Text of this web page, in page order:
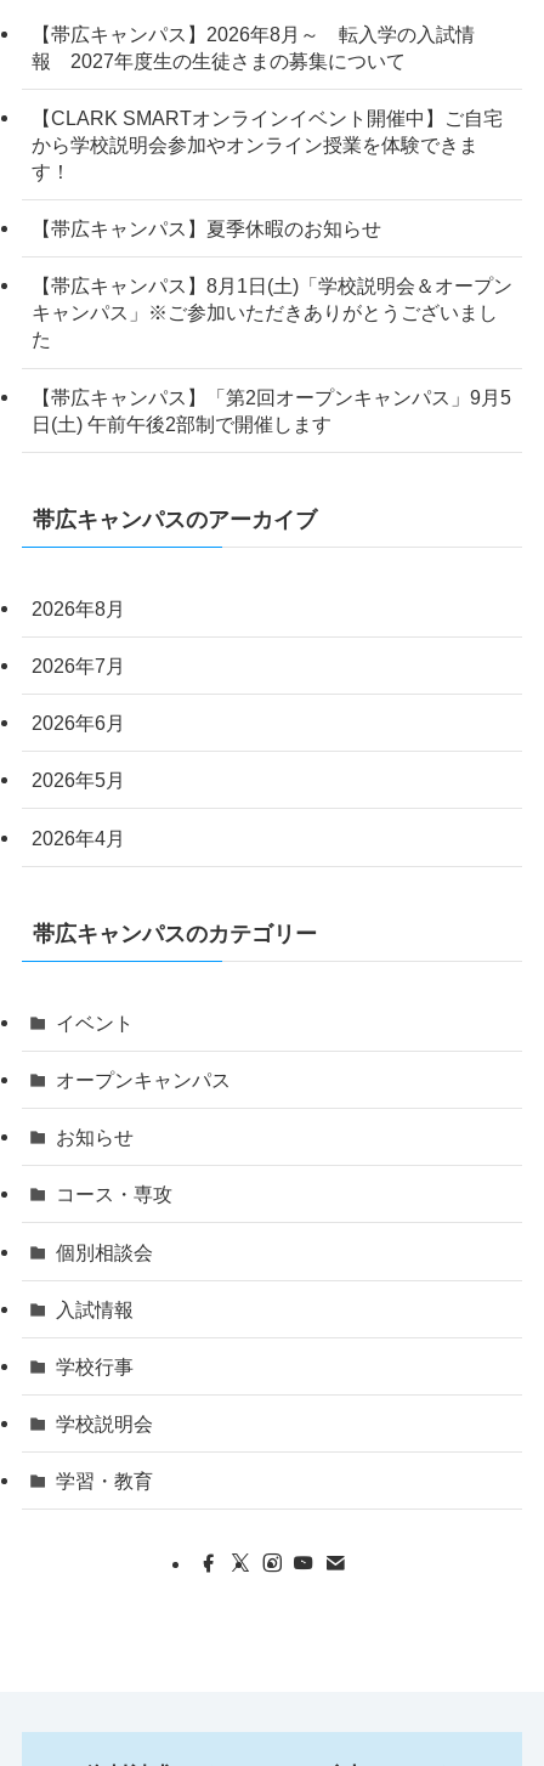
【帯広キャンパス】2026年8月～ 転入学の入試情
報 2027年度生の生徒さまの募集について
【CLARK SMARTオンラインイベント開催中】ご自宅
から学校説明会参加やオンライン授業を体験できま
す！
【帯広キャンパス】夏季休暇のお知らせ
【帯広キャンパス】8月1日(土)「学校説明会＆オープン
キャンパス」※ご参加いただきありがとうございまし
た
【帯広キャンパス】「第2回オープンキャンパス」9月5
日(土) 午前午後2部制で開催します
帯広キャンパスのアーカイブ
2026年8月
2026年7月
2026年6月
2026年5月
2026年4月
帯広キャンパスのカテゴリー
イベント
オープンキャンパス
お知らせ
コース・専攻
個別相談会
入試情報
学校行事
学校説明会
学習・教育